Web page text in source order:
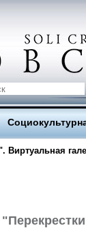
Виртуальная